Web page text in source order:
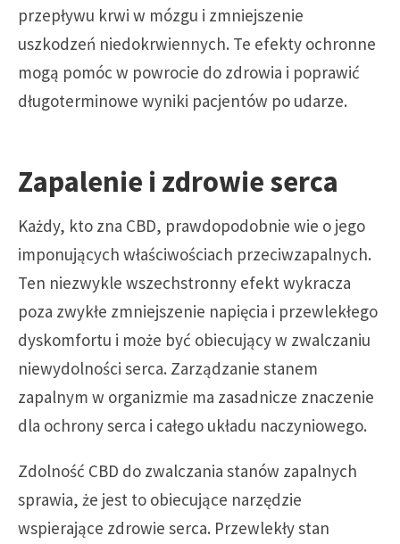
przepływu krwi w mózgu i zmniejszenie
uszkodzeń niedokrwiennych. Te efekty ochronne
mogą pomóc w powrocie do zdrowia i poprawić
długoterminowe wyniki pacjentów po udarze.
Zapalenie i zdrowie serca
Każdy, kto zna CBD, prawdopodobnie wie o jego
imponujących właściwościach przeciwzapalnych.
Ten niezwykle wszechstronny efekt wykracza
poza zwykłe zmniejszenie napięcia i przewlekłego
dyskomfortu i może być obiecujący w zwalczaniu
niewydolności serca. Zarządzanie stanem
zapalnym w organizmie ma zasadnicze znaczenie
dla ochrony serca i całego układu naczyniowego.
Zdolność CBD do zwalczania stanów zapalnych
sprawia, że jest to obiecujące narzędzie
wspierające zdrowie serca. Przewlekły stan